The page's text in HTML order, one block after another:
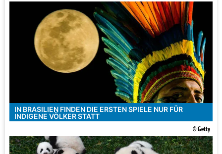
IN BRASILIEN FINDEN DIE ERSTEN SPIELE NUR FÜR
INDIGENE VÖLKER STATT
© Getty